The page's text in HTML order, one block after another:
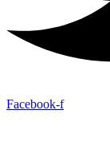
Facebook-f